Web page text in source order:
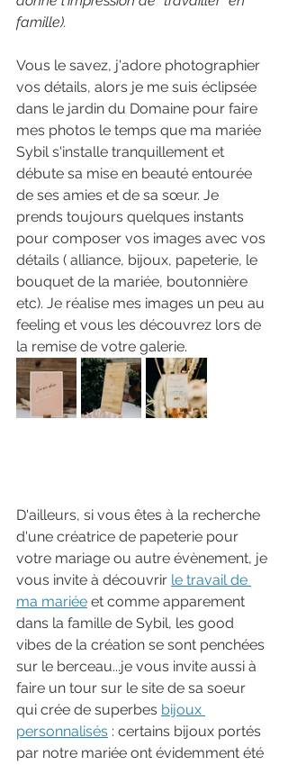
famille).
Vous le savez, j'adore photographier
vos détails, alors je me suis éclipsée
dans le jardin du Domaine pour faire
mes photos le temps que ma mariée
Sybil s'installe tranquillement et
débute sa mise en beauté entourée
de ses amies et de sa sœur. Je
prends toujours quelques instants
pour composer vos images avec vos
détails ( alliance, bijoux, papeterie, le
bouquet de la mariée, boutonnière
etc). Je réalise mes images un peu au
feeling et vous les découvrez lors de
la remise de votre galerie.
D'ailleurs, si vous êtes à la recherche
d'une créatrice de papeterie pour
votre mariage ou autre évènement, je
vous invite à découvrir le travail de
ma mariée et comme apparement
dans la famille de Sybil, les good
vibes de la création se sont penchées
sur le berceau...je vous invite aussi à
faire un tour sur le site de sa soeur
qui crée de superbes bijoux
personnalisés : certains bijoux portés
par notre mariée ont évidemment été